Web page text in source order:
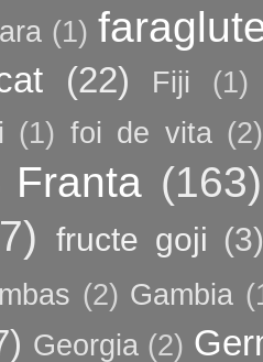
(1)
(22) Fiji
(1)
(1) foi de vita (2)
Franta (163)
fructe goji (3)
(2) Gambia
Georgia (2)